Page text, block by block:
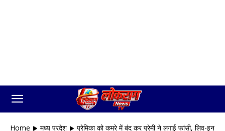
Home मध्य प्रदेश
प्रेमिका को कमरे में बंद कर प्रेमी ने लगाई फांसी, लिव-इन